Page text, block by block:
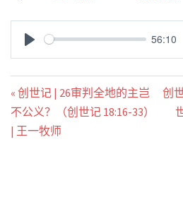
PLAY
56:10
« 创世记 | 26审判全地的主岂
不公义？（创世记 18:16-33）
| 王一牧师
创